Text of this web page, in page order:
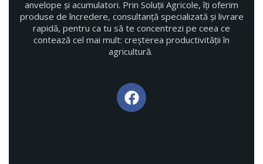
anvelope și acumulatori. Prin Soluții Agricole, îți oferim
produse de încredere, consultanță specializată și livrare
rapidă, pentru ca tu să te concentrezi pe ceea ce
contează cel mai mult: creșterea productivității în
agricultură.